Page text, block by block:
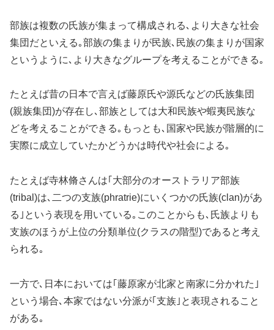
部族は複数の氏族が集まって構成される､より大きな社会
集団だといえる｡部族の集まりが民族､民族の集まりが国家
というように､より大きなグループを考えることができる｡
たとえば昔の日本で言えば藤原氏や源氏などの氏族集団
(親族集団)が存在し､部族としては大和民族や蝦夷民族な
どを考えることができる｡もっとも､国家や民族が階層的に
実際に成立していたかどうかは時代や社会による｡
たとえば寺林脩さんは｢大部分のオーストラリア部族
(tribal)は､二つの支族(phratrie)にいくつかの氏族(clan)があ
る｣という表現を用いている｡このことからも､氏族よりも
支族のほうが上位の分類単位(クラスの階型)であると考え
られる｡
一方で､日本においては｢藤原家が北家と南家に分かれた｣
という場合､本家ではない分派が｢支族｣と表現されること
がある｡